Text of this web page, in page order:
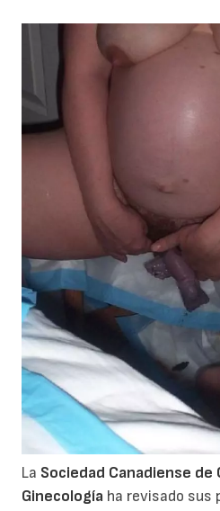
La Sociedad Canadiense
Ginecología ha revisado sus